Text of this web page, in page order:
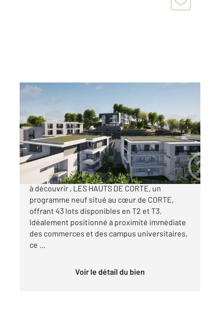
CORTE 202
Ref : 690
Appartement à vendre
288 000 €
Century21 Paoli Immobilier Moriani vous invite
à découvrir , LES HAUTS DE CORTE, un
programme neuf situé au cœur de CORTE,
offrant 43 lots disponibles en T2 et T3.
Idéalement positionné à proximité immédiate
des commerces et des campus universitaires,
ce ...
Voir le détail du bien